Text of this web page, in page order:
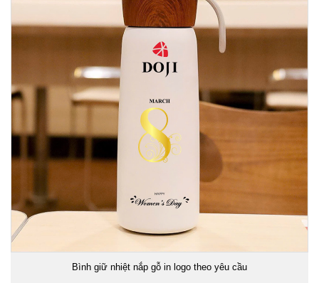
Bình giữ nhiệt nắp gỗ in logo theo yêu cầu